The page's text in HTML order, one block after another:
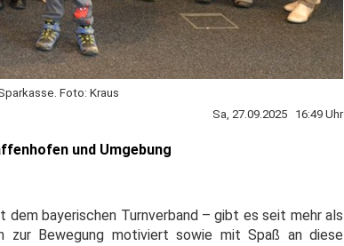
Foto: Kraus
Sa, 27.09.2025 16:49 Uhr
und Umgebung
dem bayerischen Turnverband – gibt es seit mehr als
zur Bewegung motiviert sowie mit Spaß an diese